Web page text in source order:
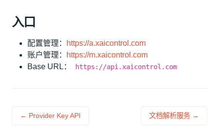
入口
配置管理：
https://a.xaicontrol.com
账户管理：
https://m.xaicontrol.com
Base URL：
https://api.xaicontrol.com
← Provider Key API 文档解析服务 →